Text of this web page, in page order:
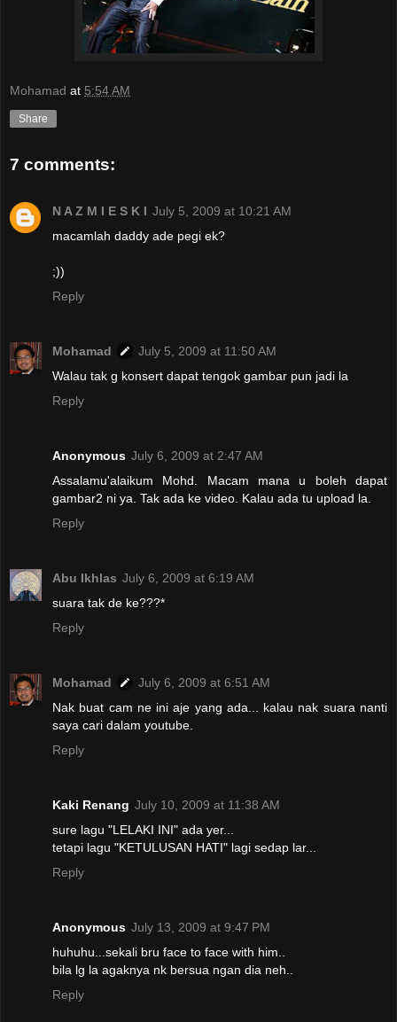
Mohamad at 5:54 AM
Share
7 comments:
N A Z M I E S K I July 5, 2009 at 10:21 AM
macamlah daddy ade pegi ek?
;))
Reply
Mohamad
July 5, 2009 at 11:50 AM
Walau tak g konsert dapat tengok gambar pun jadi la
Reply
Anonymous July 6, 2009 at 2:47 AM
Assalamu'alaikum Mohd. Macam mana u boleh dapat
gambar2 ni ya. Tak ada ke video. Kalau ada tu upload la.
Reply
Abu Ikhlas July 6, 2009 at 6:19 AM
suara tak de ke???*
Reply
Mohamad
July 6, 2009 at 6:51 AM
Nak buat cam ne ini aje yang ada... kalau nak suara nanti
saya cari dalam youtube.
Reply
Kaki Renang July 10, 2009 at 11:38 AM
sure lagu "LELAKI INI" ada yer...
tetapi lagu "KETULUSAN HATI" lagi sedap lar...
Reply
Anonymous July 13, 2009 at 9:47 PM
huhuhu...sekali bru face to face with him..
bila lg la agaknya nk bersua ngan dia neh..
Reply